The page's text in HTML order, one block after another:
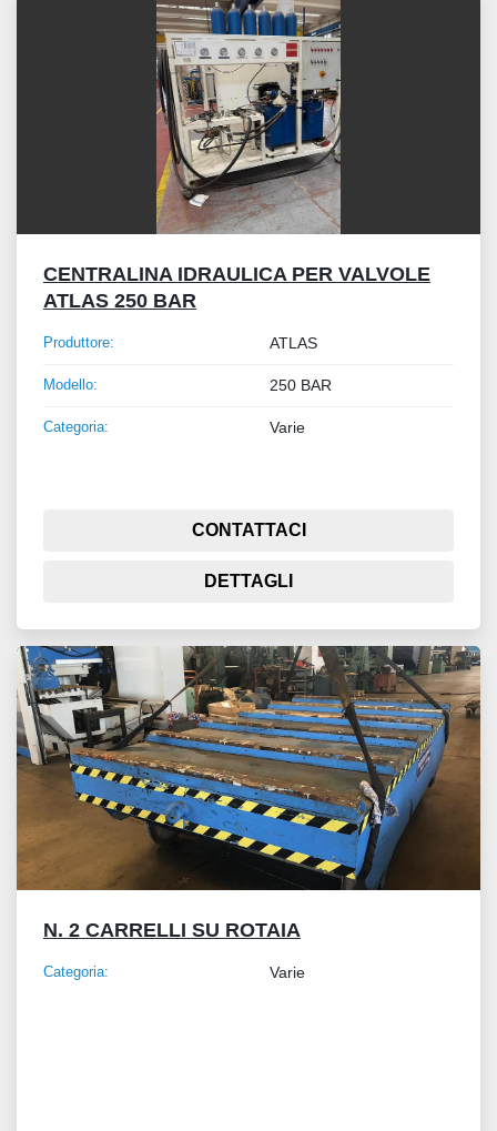
CENTRALINA IDRAULICA PER VALVOLE
ATLAS 250 BAR
Produttore: ATLAS
Modello: 250 BAR
Categoria: Varie
CONTATTACI
DETTAGLI
N. 2 CARRELLI SU ROTAIA
Categoria: Varie